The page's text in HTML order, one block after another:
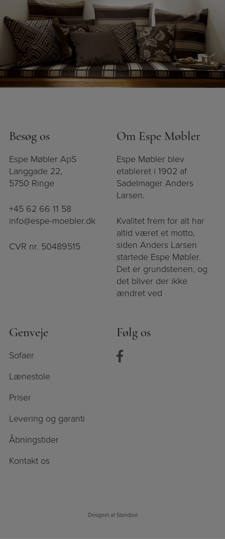
Besøg os
Espe Møbler ApS
Langgade 22,
5750 Ringe
+45 62 66 11 58
info@espe-moebler.dk
CVR nr. 50489515
Om Espe Møbler
Espe Møbler blev
etableret i 1902 af
Sadelmager Anders
Larsen.
Kvalitet frem for alt har
altid været et motto,
siden Anders Larsen
startede Espe Møbler.
Det er grundstenen, og
det bliver der ikke
ændret ved
Genveje
Sofaer
Lænestole
Priser
Levering og garanti
Åbningstider
Kontakt os
Følg os
Designet af Standout